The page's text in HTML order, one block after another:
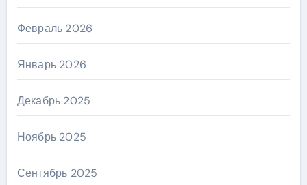
Февраль 2026
Январь 2026
Декабрь 2025
Ноябрь 2025
Сентябрь 2025